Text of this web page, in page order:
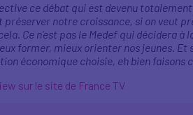
ce débat qui est devenu
préserver notre croissance, si on veut
Ce n’est pas le Medef qui décidera
former, mieux orienter nos jeunes.
économique choisie, eh bien
sur le site de France TV